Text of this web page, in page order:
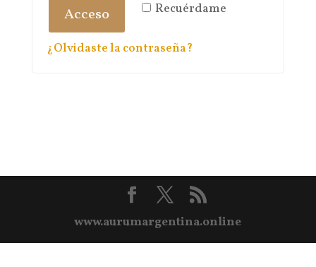
Recuérdame
Acceso
¿Olvidaste la contraseña?
www.aurumargentina.online